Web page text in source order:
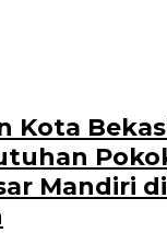
Kota
Mandiri di